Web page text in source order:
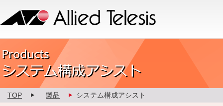
Product カスタマイズ
TOP 製品 システム構成アシスト